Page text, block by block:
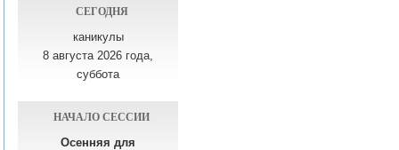
СЕГОДНЯ
каникулы
8 августа 2026 года,
суббота
НАЧАЛО СЕССИИ
Осенняя для